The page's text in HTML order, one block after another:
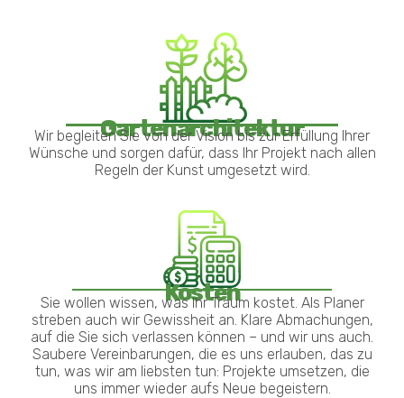
Gartenarchitektur
Wir begleiten Sie von der Vision bis zur Erfüllung Ihrer
Wünsche und sorgen dafür, dass Ihr Projekt nach allen
Regeln der Kunst umgesetzt wird.
Kosten
Sie wollen wissen, was Ihr Traum kostet. Als Planer
streben auch wir Gewissheit an. Klare Abmachungen,
auf die Sie sich verlassen können – und wir uns auch.
Saubere Vereinbarungen, die es uns erlauben, das zu
tun, was wir am liebsten tun: Projekte umsetzen, die
uns immer wieder aufs Neue begeistern.